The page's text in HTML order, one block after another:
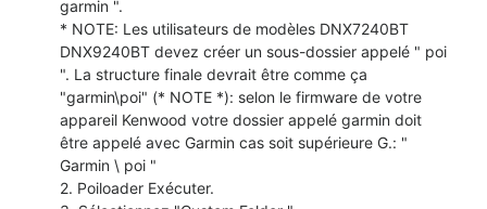
garmin ".
* NOTE: Les utilisateurs de modèles DNX7240BT
DNX9240BT devez créer un sous-dossier appelé " poi
". La structure finale devrait être comme ça
"garmin\poi" (* NOTE *): selon le firmware de votre
appareil Kenwood votre dossier appelé garmin doit
être appelé avec Garmin cas soit supérieure G.: "
Garmin \ poi "
2. Poiloader Exécuter.